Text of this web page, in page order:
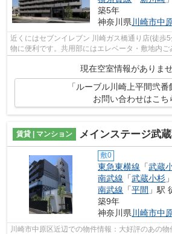
築5年
神奈川県川崎市中
近くにはセブンイレブン 川崎ガス橋通り店(徒歩
物に便利です。共用部にはエレベータ・敷地内
現在空室情報がありませ
「ルーブル川崎上平間弐
お問い合わせはこち
賃貸 | マンション メインステージ武
敷0
東急東横線 「武蔵
南武線 「武蔵小杉
南武線 「平間 」駅
築9年
神奈川県 川崎市中
川崎市中原区近辺での物件情報：大好評のあの